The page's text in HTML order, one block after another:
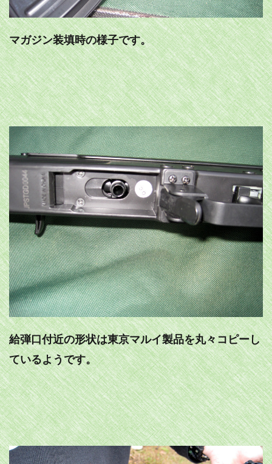
マガジン装填時の様子です。
給弾口付近の形状は東京マルイ製品を丸々コピーし
ているようです。